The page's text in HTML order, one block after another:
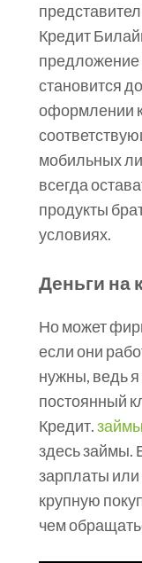
Кредит
предложение
становится
оформлении
мобильных
всегда
продукты
условиях.
Деньги на
Но может
если они
нужны, ведь я
постоянный
Кредит.займы
здесь займы.
зарплаты или
крупную
чем